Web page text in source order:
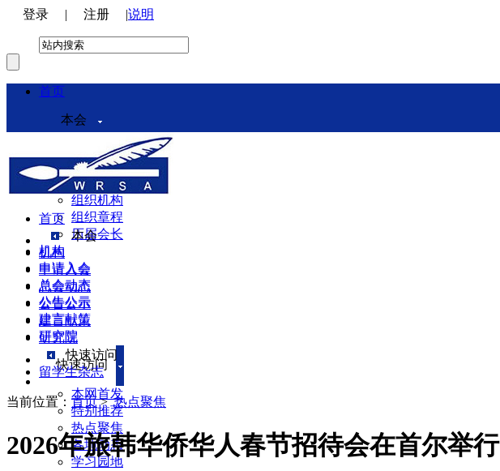
登录 | 注册 |说明
首页
本会
本会介绍
领导机构
理事会
组织机构
组织章程
历届会长
机构
申请入会
总会动态
公告公示
建言献策
研究院
快速访问
本网首发
特别推荐
热点聚焦
各地动态
学习园地
首页
本会
机构
申请入会
总会动态
公告公示
建言献策
研究院
快速访问
留学生杂志
当前位置： 首页>热点聚焦
2026年旅韩华侨华人春节招待会在首尔举行